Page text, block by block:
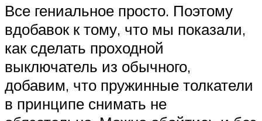
Все гениальное просто. Поэтому
вдобавок к тому, что мы показали,
как сделать проходной
выключатель из обычного,
добавим, что пружинные толкатели
в принципе снимать не